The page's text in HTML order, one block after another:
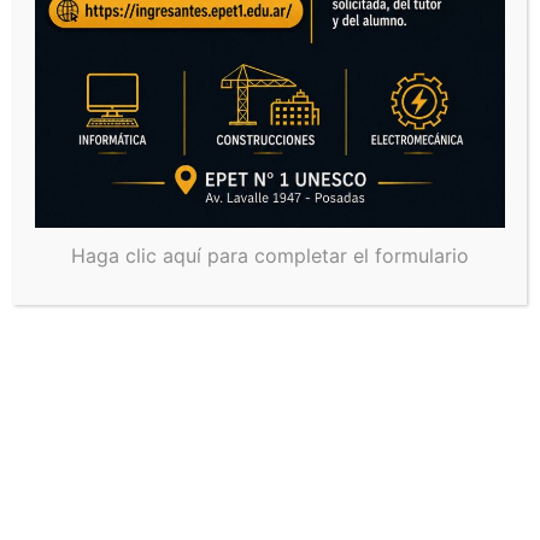
Haga clic aquí para completar el formulario